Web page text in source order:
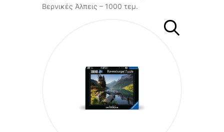
Βερνικές Άλπεις – 1000 τεμ.